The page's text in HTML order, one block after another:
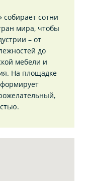
собирает сотни
мира, чтобы
– от
до
мебели и
На площадке